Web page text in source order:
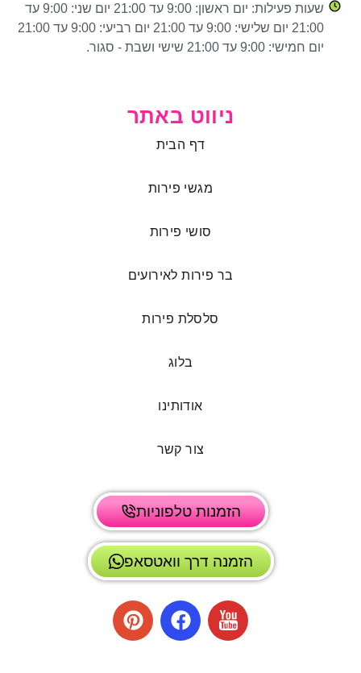
שעות פעילות: יום ראשון: 9:00 עד 21:00 יום שני: 9:00 עד
21:00 יום שלישי: 9:00 עד 21:00 יום רביעי: 9:00 עד 21:00
יום חמישי: 9:00 עד 21:00 שישי ושבת - סגור.
ניווט באתר
דף הבית
מגשי פירות
סושי פירות
בר פירות לאירועים
סלסלת פירות
בלוג
אודותינו
צור קשר
הזמנות טלפוניות
הזמנה דרך וואטסאפ